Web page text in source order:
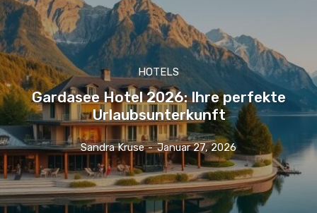
HOTELS
Gardasee Hotel 2026: Ihre perfekte
Urlaubsunterkunft
Sandra Kruse - Januar 27, 2026